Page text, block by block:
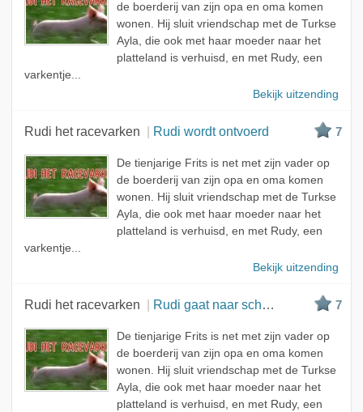
de boerderij van zijn opa en oma komen
wonen. Hij sluit vriendschap met de Turkse
Ayla, die ook met haar moeder naar het
platteland is verhuisd, en met Rudy, een
varkentje...
Bekijk uitzending
Rudi het racevarken Rudi wordt ontvoerd 7
De tienjarige Frits is net met zijn vader op
de boerderij van zijn opa en oma komen
wonen. Hij sluit vriendschap met de Turkse
Ayla, die ook met haar moeder naar het
platteland is verhuisd, en met Rudy, een
varkentje...
Bekijk uitzending
Rudi het racevarken Rudi gaat naar school 7
De tienjarige Frits is net met zijn vader op
de boerderij van zijn opa en oma komen
wonen. Hij sluit vriendschap met de Turkse
Ayla, die ook met haar moeder naar het
platteland is verhuisd, en met Rudy, een